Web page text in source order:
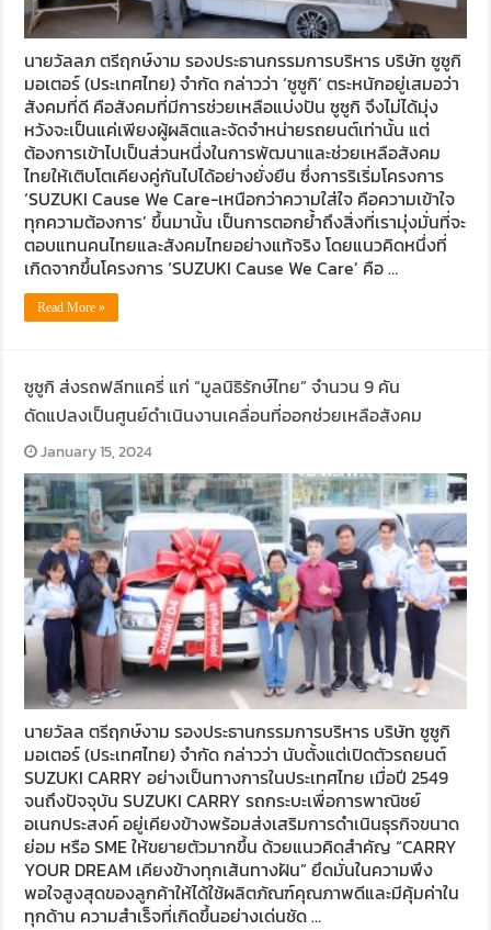
นายวัลลภ ตรีฤกษ์งาม รองประธานกรรมการบริหาร บริษัท ซูซูกิ
มอเตอร์ (ประเทศไทย) จำกัด กล่าวว่า ‘ซูซูกิ’ ตระหนักอยู่เสมอว่า
สังคมที่ดี คือสังคมที่มีการช่วยเหลือแบ่งปัน ซูซูกิ จึงไม่ได้มุ่ง
หวังจะเป็นแค่เพียงผู้ผลิตและจัดจำหน่ายรถยนต์เท่านั้น แต่
ต้องการเข้าไปเป็นส่วนหนึ่งในการพัฒนาและช่วยเหลือสังคม
ไทยให้เติบโตเคียงคู่กันไปได้อย่างยั่งยืน ซึ่งการริเริ่มโครงการ
‘SUZUKI Cause We Care-เหนือกว่าความใส่ใจ คือความเข้าใจ
ทุกความต้องการ’ ขึ้นมานั้น เป็นการตอกย้ำถึงสิ่งที่เรามุ่งมั่นที่จะ
ตอบแทนคนไทยและสังคมไทยอย่างแท้จริง โดยแนวคิดหนึ่งที่
เกิดจากขึ้นโครงการ ‘SUZUKI Cause We Care’ คือ …
Read More »
ซูซูกิ ส่งรถฟลีทแครี่ แก่ “มูลนิธิรักษ์ไทย” จำนวน 9 คัน
ดัดแปลงเป็นศูนย์ดำเนินงานเคลื่อนที่ออกช่วยเหลือสังคม
January 15, 2024
นายวัลล ตรีฤกษ์งาม รองประธานกรรมการบริหาร บริษัท ซูซูกิ
มอเตอร์ (ประเทศไทย) จำกัด กล่าวว่า นับตั้งแต่เปิดตัวรถยนต์
SUZUKI CARRY อย่างเป็นทางการในประเทศไทย เมื่อปี 2549
จนถึงปัจจุบัน SUZUKI CARRY รถกระบะเพื่อการพาณิชย์
อเนกประสงค์ อยู่เคียงข้างพร้อมส่งเสริมการดำเนินธุรกิจขนาด
ย่อม หรือ SME ให้ขยายตัวมากขึ้น ด้วยแนวคิดสำคัญ “CARRY
YOUR DREAM เคียงข้างทุกเส้นทางฝัน” ยึดมั่นในความพึง
พอใจสูงสุดของลูกค้าให้ได้ใช้ผลิตภัณฑ์คุณภาพดีและมีคุ้มค่าใน
ทุกด้าน ความสำเร็จที่เกิดขึ้นอย่างเด่นชัด …